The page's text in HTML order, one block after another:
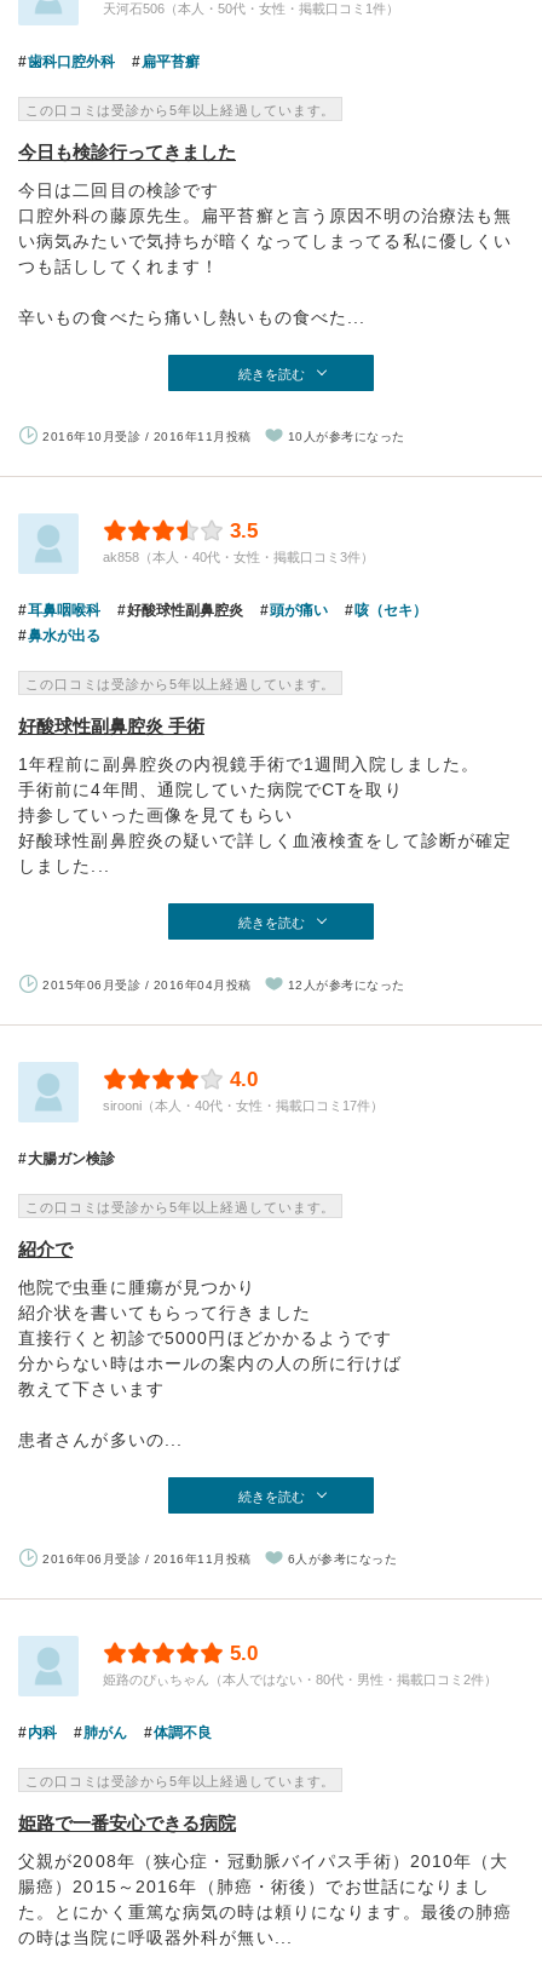
天河石506（本人・50代・女性・掲載口コミ1件）
歯科口腔外科 扁平苔癬
この口コミは受診から5年以上経過しています。
今日も検診行ってきました
今日は二回目の検診です
口腔外科の藤原先生。扁平苔癬と言う原因不明の治療法も無
い病気みたいで気持ちが暗くなってしまってる私に優しくい
つも話ししてくれます！
辛いもの食べたら痛いし熱いもの食べた...
続きを読む
2016年10月受診 / 2016年11月投稿 10人が参考になった
3.5
ak858（本人・40代・女性・掲載口コミ3件）
耳鼻咽喉科 好酸球性副鼻腔炎 頭が痛い
咳（セキ）
鼻水が出る
この口コミは受診から5年以上経過しています。
好酸球性副鼻腔炎 手術
1年程前に副鼻腔炎の内視鏡手術で1週間入院しました。
手術前に4年間、通院していた病院でCTを取り
持参していった画像を見てもらい
好酸球性副鼻腔炎の疑いで詳しく血液検査をして診断が確定
しました...
続きを読む
2015年06月受診 / 2016年04月投稿 12人が参考になった
4.0
sirooni（本人・40代・女性・掲載口コミ17件）
大腸ガン検診
この口コミは受診から5年以上経過しています。
紹介で
他院で虫垂に腫瘍が見つかり
紹介状を書いてもらって行きました
直接行くと初診で5000円ほどかかるようです
分からない時はホールの案内の人の所に行けば
教えて下さいます
患者さんが多いの...
続きを読む
2016年06月受診 / 2016年11月投稿 6人が参考になった
5.0
姫路のぴぃちゃん（本人ではない・80代・男性・掲載口コミ2件）
内科 肺がん 体調不良
この口コミは受診から5年以上経過しています。
姫路で一番安心できる病院
父親が2008年（狭心症・冠動脈バイパス手術）2010年（大
腸癌）2015～2016年（肺癌・術後）でお世話になりまし
た。とにかく重篤な病気の時は頼りになります。最後の肺癌
の時は当院に呼吸器外科が無い...